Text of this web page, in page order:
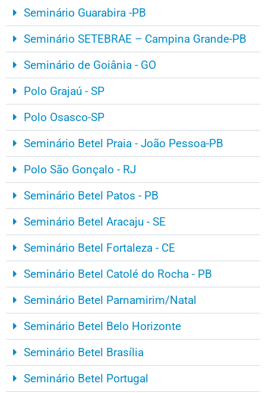
Seminário Guarabira -PB
Seminário SETEBRAE – Campina Grande-PB
Seminário de Goiânia - GO
Polo Grajaú - SP
Polo Osasco-SP
Seminário Betel Praia - João Pessoa-PB
Polo São Gonçalo - RJ
Seminário Betel Patos - PB
Seminário Betel Aracaju - SE
Seminário Betel Fortaleza - CE
Seminário Betel Catolé do Rocha - PB
Seminário Betel Parnamirim/Natal
Seminário Betel Belo Horizonte
Seminário Betel Brasília
Seminário Betel Portugal